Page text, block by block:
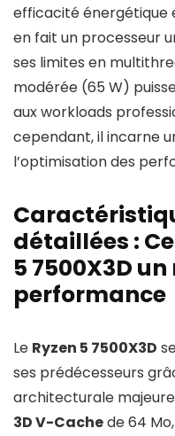
efficacité énergétique
en fait un processeur
ses limites en
modérée (65 W)
aux workloads
cependant, il incarne
l’optimisation des
détaillées :
5 7500X3D
performance
Le Ryzen 5 7500X3D
ses prédécesseurs
architecturale majeure
3D V-Cachede 64